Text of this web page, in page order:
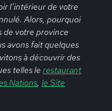
l’intérieur de votre
Alors, pourquoi
de votre province
avons fait quelques
à découvrir des
telles le restaurant
Nations, le Site